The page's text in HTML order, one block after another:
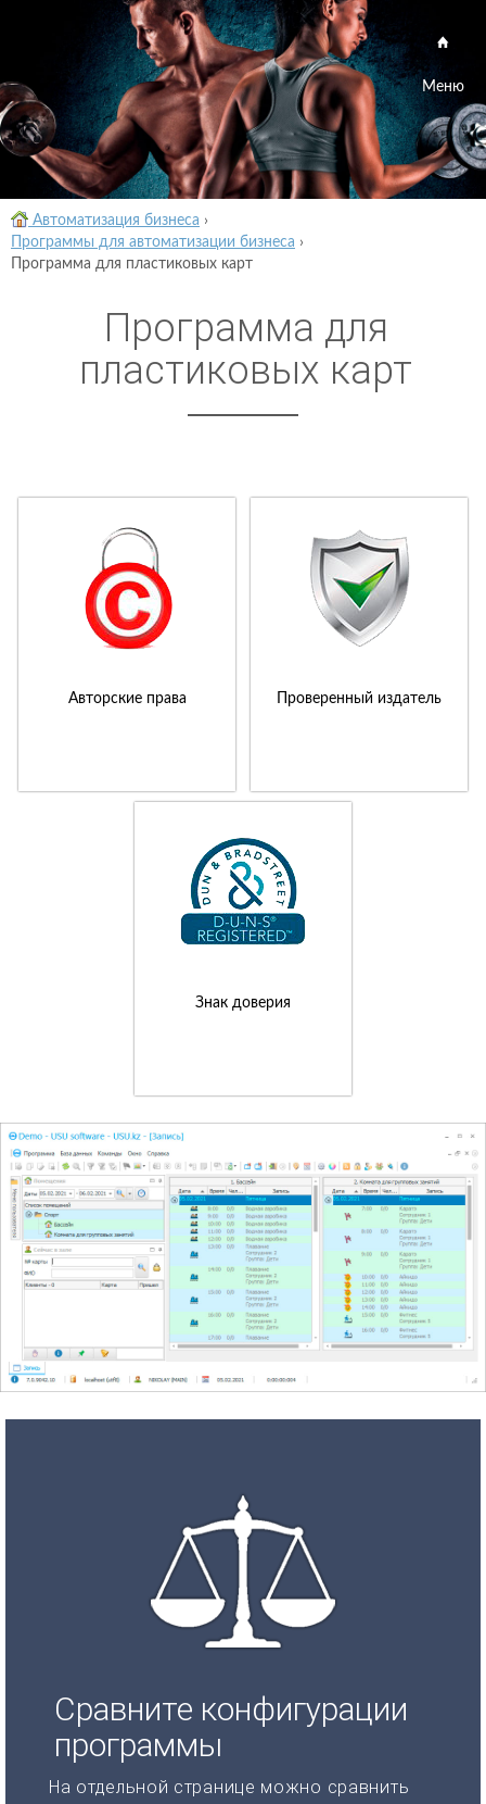
Меню
Автоматизация бизнеса ›
Программы для автоматизации бизнеса ›
Программа для пластиковых карт
Программа для
пластиковых карт
Авторские права Проверенный издатель
Знак доверия
Сравните конфигурации
программы
На отдельной странице можно сравнить